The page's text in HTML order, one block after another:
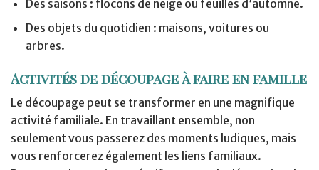
Des saisons : flocons de neige ou feuilles d’automne.
Des objets du quotidien : maisons, voitures ou
arbres.
Activités de découpage à faire en famille
Le découpage peut se transformer en une magnifique
activité familiale. En travaillant ensemble, non
seulement vous passerez des moments ludiques, mais
vous renforcerez également les liens familiaux.